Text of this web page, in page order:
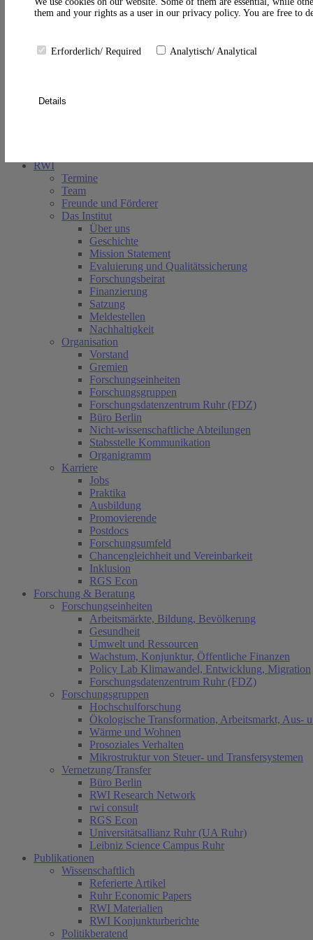
Suche schließen
RWI
Termine
Team
Freunde und Förderer
Das Institut
Über uns
Geschichte
Mission Statement
Evaluierung und Qualitätssicherung
Forschungsbeirat
Finanzierung
Satzung
Meldestellen
Nachhaltigkeit
Organisation
Vorstand
Gremien
Forschungseinheiten
Forschungsgruppen
Forschungsdatenzentrum Ruhr (FDZ)
Büro Berlin
Nicht-wissenschaftliche Abteilungen
Stabsstelle Kommunikation
Organigramm
Karriere
Jobs
Praktika
Ausbildung
Promovierende
Postdocs
Forschungsumfeld
Chancengleichheit und Vereinbarkeit
Inklusion
RGS Econ
Forschung & Beratung
Forschungseinheiten
Arbeitsmärkte, Bildung, Bevölkerung
Gesundheit
Umwelt und Ressourcen
Wachstum, Konjunktur, Öffentliche Finanzen
Policy Lab Klimawandel, Entwicklung, Migration
Forschungsdatenzentrum Ruhr (FDZ)
Forschungsgruppen
Hochschulforschung
Ökologische Transformation, Arbeitsmarkt, Aus-
Wärme und Wohnen
Prosoziales Verhalten
Mikrostruktur von Steuer- und Transfersystemen
Vernetzung/Transfer
Büro Berlin
RWI Research Network
rwi consult
RGS Econ
Universitätsallianz Ruhr (UA Ruhr)
Leibniz Science Campus Ruhr
Publikationen
Wissenschaftlich
Referierte Artikel
Ruhr Economic Papers
RWI Materialien
RWI Konjunkturberichte
Politikberatend
them and your rights as a user in our privacy policy. You are free to
Erforderlich/ Required Analytisch/ Analytical
Details